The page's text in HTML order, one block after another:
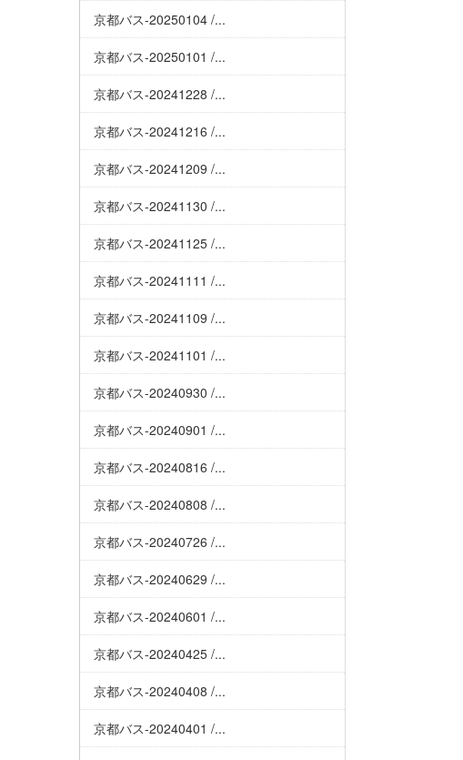
京都バス-20250104 /...
京都バス-20250101 /...
京都バス-20241228 /...
京都バス-20241216 /...
京都バス-20241209 /...
京都バス-20241130 /...
京都バス-20241125 /...
京都バス-20241111 /...
京都バス-20241109 /...
京都バス-20241101 /...
京都バス-20240930 /...
京都バス-20240901 /...
京都バス-20240816 /...
京都バス-20240808 /...
京都バス-20240726 /...
京都バス-20240629 /...
京都バス-20240601 /...
京都バス-20240425 /...
京都バス-20240408 /...
京都バス-20240401 /...